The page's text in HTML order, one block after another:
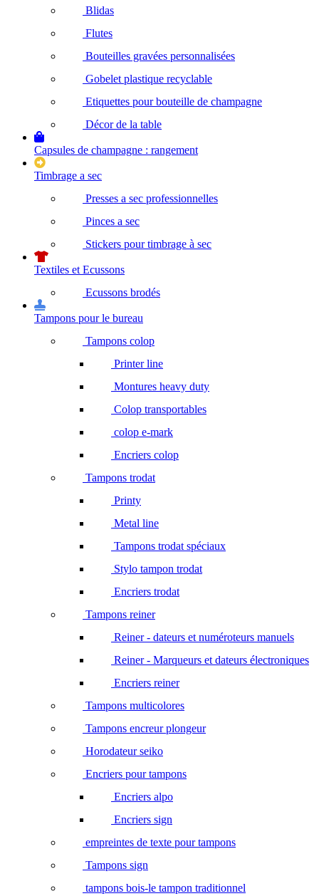
Blidas
Flutes
Bouteilles gravées personnalisées
Gobelet plastique recyclable
Etiquettes pour bouteille de champagne
Décor de la table
Capsules de champagne : rangement
Timbrage a sec
Presses a sec professionnelles
Pinces a sec
Stickers pour timbrage à sec
Textiles et Ecussons
Ecussons brodés
Tampons pour le bureau
Tampons colop
Printer line
Montures heavy duty
Colop transportables
colop e-mark
Encriers colop
Tampons trodat
Printy
Metal line
Tampons trodat spéciaux
Stylo tampon trodat
Encriers trodat
Tampons reiner
Reiner - dateurs et numéroteurs manuels
Reiner - Marqueurs et dateurs électroniques
Encriers reiner
Tampons multicolores
Tampons encreur plongeur
Horodateur seiko
Encriers pour tampons
Encriers alpo
Encriers sign
empreintes de texte pour tampons
Tampons sign
tampons bois-le tampon traditionnel